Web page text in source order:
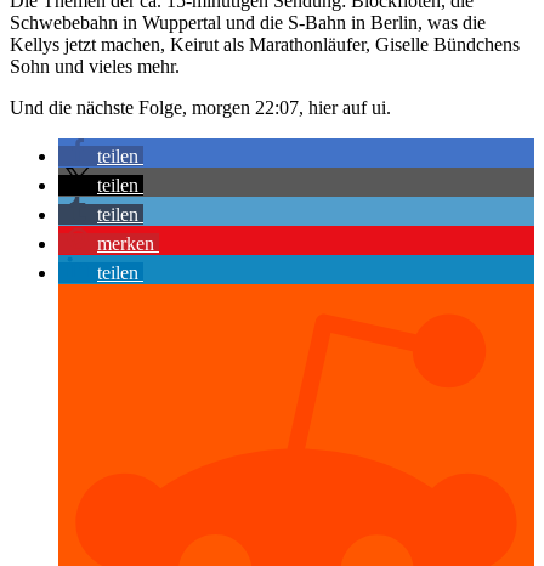
Schwebebahn in Wuppertal und die S-Bahn in Berlin, was die
Kellys jetzt machen, Keirut als Marathonläufer, Giselle Bündchens
Sohn und vieles mehr.
Und die nächste Folge, morgen 22:07, hier auf ui.
teilen
teilen
teilen
merken
teilen